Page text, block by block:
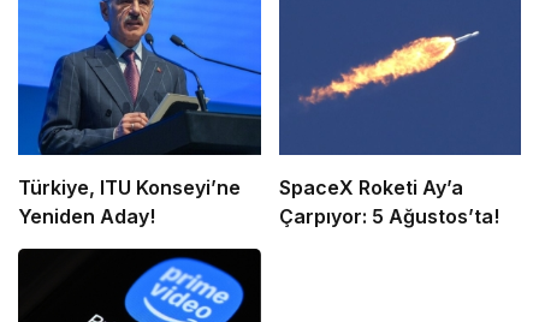
Türkiye, ITU Konseyi’ne
Yeniden Aday!
SpaceX Roketi Ay’a
Çarpıyor: 5 Ağustos’ta!